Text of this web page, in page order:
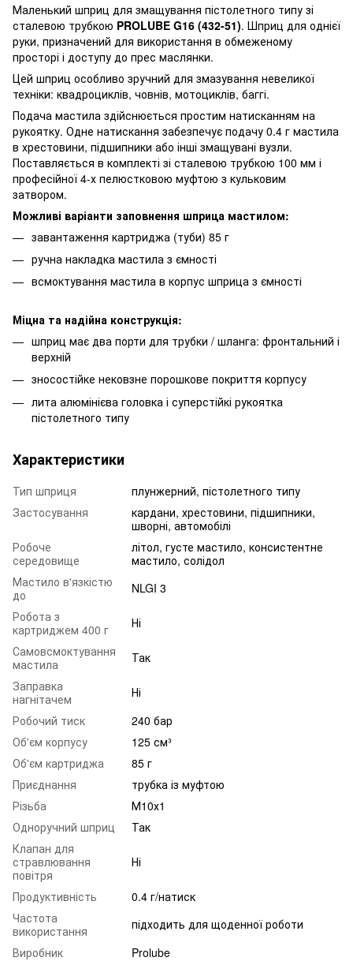
Маленький шприц для змащування пістолетного типу зі
сталевою трубкою PROLUBE G16 (432-51). Шприц для однієї
руки, призначений для використання в обмеженому
просторі і доступу до прес маслянки.
Цей шприц особливо зручний для змазування невеликої
техніки: квадроциклів, човнів, мотоциклів, баггі.
Подача мастила здійснюється простим натисканням на
рукоятку. Одне натискання забезпечує подачу 0.4 г мастила
в хрестовини, підшипники або інші змащувані вузли.
Поставляється в комплекті зі сталевою трубкою 100 мм і
професійної 4-х пелюстковою муфтою з кульковим
затвором.
Можливі варіанти заповнення шприца мастилом:
завантаження картриджа (туби) 85 г
ручна накладка мастила з ємності
всмоктування мастила в корпус шприца з ємності
Міцна та надійна конструкція:
шприц має два порти для трубки / шланга: фронтальний і
верхній
зносостійке нековзне порошкове покриття корпусу
лита алюмінієва головка і суперстійкі рукоятка
пістолетного типу
Характеристики
Тип шприця
плунжерний, пістолетного типу
Застосування
кардани, хрестовини, підшипники,
шворні, автомобілі
Робоче
середовище
літол, густе мастило, консистентне
мастило, солідол
Мастило в'язкістю
до
NLGI 3
Робота з
картриджем 400 г
Ні
Самовсмоктування
мастила
Так
Заправка
нагнітачем
Ні
Робочий тиск
240 бар
Об'єм корпусу
125 см³
Об'єм картриджа
85 г
Приєднання
трубка із муфтою
Різьба
М10х1
Одноручний шприц
Так
Клапан для
стравлювання
повітря
Ні
Продуктивність
0.4 г/натиск
Частота
використання
підходить для щоденної роботи
Виробник
Prolube